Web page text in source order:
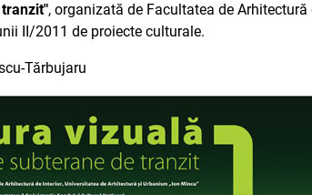
, organizată de Facultatea de
II/2011 de proiecte culturale.
Tărbujaru